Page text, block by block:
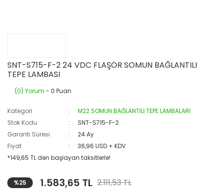
SNT-S715-F-2 24 VDC FLAŞÖR SOMUN BAĞLANTILI
TEPE LAMBASI
(0) Yorum - 0 Puan
Kategori
M22 SOMUN BAĞLANTILI TEPE LAMBALARI
Stok Kodu
SNT-S715-F-2
Garanti Süresi
24 Ay
Fiyat
36,96 USD + KDV
*149,65 TL den başlayan taksitlerle!
%25 1.583,65 TL 2.111,53 TL